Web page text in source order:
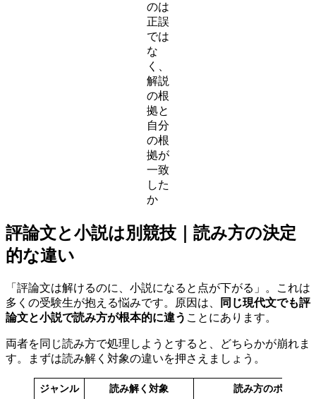
のは
正誤
では
な
く、
解説
の根
拠と
自分
の根
拠が
一致
した
か
評論文と小説は別競技｜読み方の決定
的な違い
「評論文は解けるのに、小説になると点が下がる」。これは
多くの受験生が抱える悩みです。原因は、
同じ現代文でも評
論文と小説で読み方が根本的に違う ことにあります。
両者を同じ読み方で処理しようとすると、どちらかが崩れま
す。まずは読み解く対象の違いを押さえましょう。
ジャンル 読み解く対象 読み方のポイント